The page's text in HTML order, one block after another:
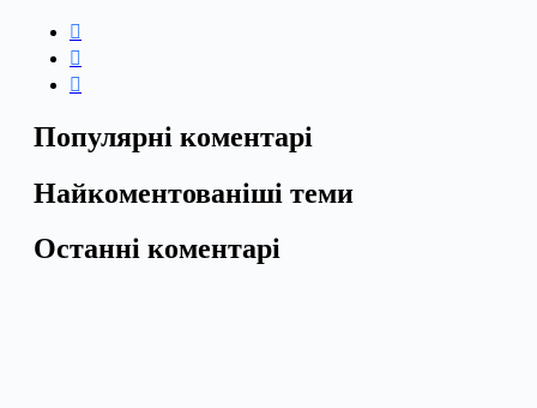
Популярні коментарі
Найкоментованіші теми
Останні коментарі